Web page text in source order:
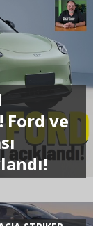
Ford ve